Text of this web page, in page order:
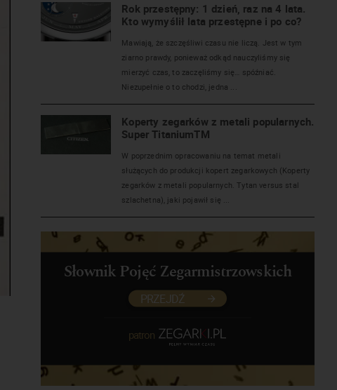
Rok przestępny: 1 dzień, raz na 4 lata.
Kto wymyślił lata przestępne i po co?
Mawiają, że szczęśliwi czasu nie liczą. Jest w tym
ziarno prawdy, ponieważ odkąd nauczyliśmy się
mierzyć czas, to zaczęliśmy się… spóźniać.
Niezupełnie o to chodzi, jedna ...
Koperty zegarków z metali popularnych.
Super TitaniumTM
W poprzednim opracowaniu na temat metali
służących do produkcji kopert zegarkowych (Koperty
zegarków z metali popularnych. Tytan versus stal
szlachetna), jaki pojawił się ...
Słownik Pojęć Zegarmistrzowskich
PRZEJDŹ
patron